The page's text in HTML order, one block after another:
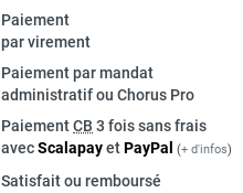
Paiement
par virement
Paiement par mandat
administratif ou Chorus Pro
PaiementCB 3 fois sans frais
avecScalapayetPayPal (+ d'infos)
Satisfait ou remboursé